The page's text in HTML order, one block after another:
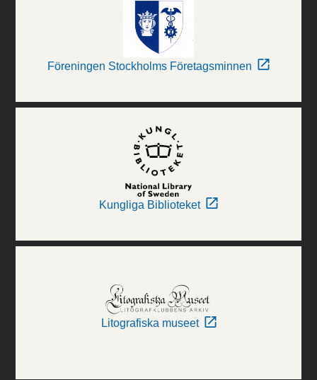
Föreningen Stockholms Företagsminnen
Kungliga Biblioteket
Litografiska museet